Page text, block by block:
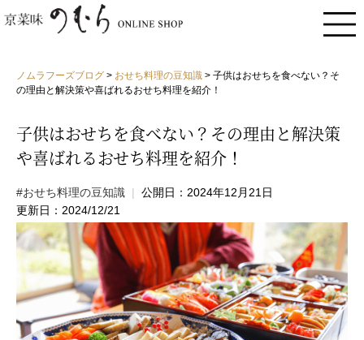
ノムラフーズブログ > おせち料理の豆知識 > 子供はおせちを食べない？そ
の理由と解決策や喜ばれるおせち料理を紹介！
子供はおせちを食べない？その理由と解決策
や喜ばれるおせち料理を紹介！
#おせち料理の豆知識 |
公開日：2024年12月21日
更新日：2024/12/21